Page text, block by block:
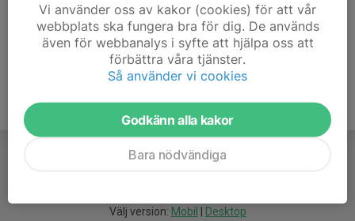
Välj version: Mobil Desktop
Vi använder oss av kakor (cookies) för att vår
webbplats ska fungera bra för dig. De används
även för webbanalys i syfte att hjälpa oss att
förbättra våra tjänster.
Så använder vi cookies
Godkänn alla kakor
Bara nödvändiga